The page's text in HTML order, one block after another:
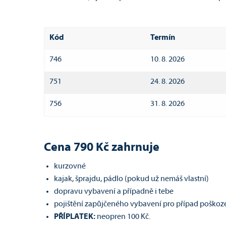
Kód Termín
746 10. 8. 2026
751 24. 8. 2026
756 31. 8. 2026
Cena 790 Kč zahrnuje
kurzovné
kajak, šprajdu, pádlo (pokud už nemáš vlastní)
dopravu vybavení a případně i tebe
pojištění zapůjčeného vybavení pro případ
PŘÍPLATEK: neopren 100 Kč.